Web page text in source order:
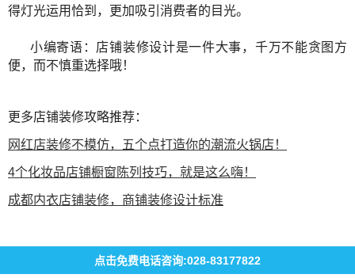
得灯光运用恰到，更加吸引消费者的目光。
小编寄语：店铺装修设计是一件大事，千万不能贪图方
便，而不慎重选择哦！
更多店铺装修攻略推荐：
网红店装修不模仿，五个点打造你的潮流火锅店！
4个化妆品店铺橱窗陈列技巧，就是这么嗨！
成都内衣店铺装修，商铺装修设计标准
点击免费电话咨询:028-83177822